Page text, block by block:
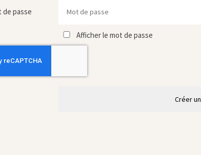
de passe
Afficher le mot de passe
Créer